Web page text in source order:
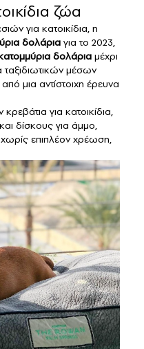
ζώα
για κατοικίδια, η
δολάριαγια το 2023,
δολάρια μέχρι
ταξιδιωτικών μέσων
μια αντίστοιχη έρευνα
για κατοικίδια,
δίσκους για άμμο,
επιπλέον χρέωση,